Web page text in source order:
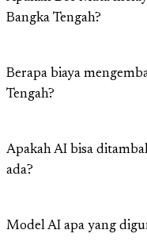
Bangka Tengah?
Berapa biaya
Tengah?
Apakah AI bisa
ada?
Model AI apa yang